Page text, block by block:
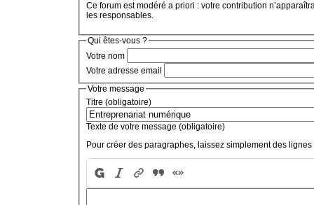
Ce forum est modéré a priori : votre contribution
les responsables.
Qui êtes-vous ?
Votre nom
Votre adresse email
Votre message
Titre (obligatoire)
Texte de votre message (obligatoire)
Pour créer des paragraphes, laissez simplement des lignes